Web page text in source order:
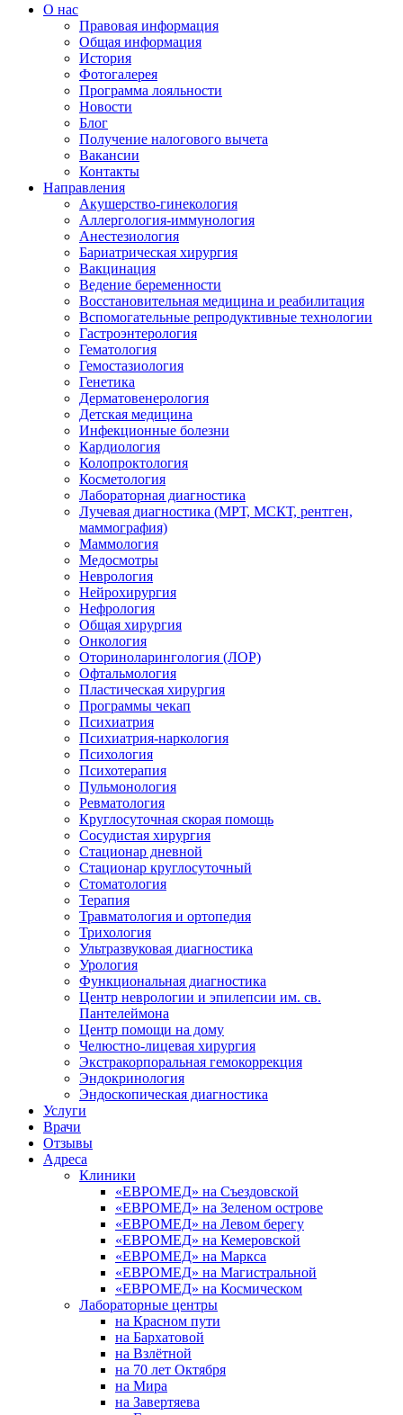
О нас
Правовая информация
Общая информация
История
Фотогалерея
Программа лояльности
Новости
Блог
Получение налогового вычета
Вакансии
Контакты
Направления
Акушерство-гинекология
Аллергология-иммунология
Анестезиология
Бариатрическая хирургия
Вакцинация
Ведение беременности
Восстановительная медицина и реабилитация
Вспомогательные репродуктивные технологии
Гастроэнтерология
Гематология
Гемостазиология
Генетика
Дерматовенерология
Детская медицина
Инфекционные болезни
Кардиология
Колопроктология
Косметология
Лабораторная диагностика
Лучевая диагностика (МРТ, МСКТ, рентген,
маммография)
Маммология
Медосмотры
Неврология
Нейрохирургия
Нефрология
Общая хирургия
Онкология
Оториноларингология (ЛОР)
Офтальмология
Пластическая хирургия
Программы чекап
Психиатрия
Психиатрия-наркология
Психология
Психотерапия
Пульмонология
Ревматология
Круглосуточная скорая помощь
Сосудистая хирургия
Стационар дневной
Стационар круглосуточный
Стоматология
Терапия
Травматология и ортопедия
Трихология
Ультразвуковая диагностика
Урология
Функциональная диагностика
Центр неврологии и эпилепсии им. св.
Пантелеймона
Центр помощи на дому
Челюстно-лицевая хирургия
Экстракорпоральная гемокоррекция
Эндокринология
Эндоскопическая диагностика
Услуги
Врачи
Отзывы
Адреса
Клиники
«ЕВРОМЕД» на Съездовской
«ЕВРОМЕД» на Зеленом острове
«ЕВРОМЕД» на Левом берегу
«ЕВРОМЕД» на Кемеровской
«ЕВРОМЕД» на Маркса
«ЕВРОМЕД» на Магистральной
«ЕВРОМЕД» на Космическом
Лабораторные центры
на Красном пути
на Бархатовой
на Взлётной
на 70 лет Октября
на Мира
на Завертяева